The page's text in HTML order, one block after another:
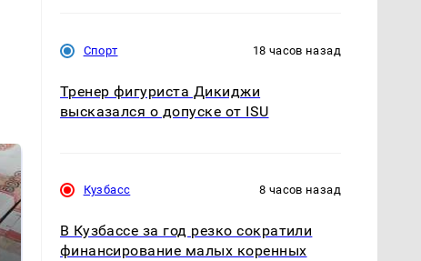
Спорт 18 часов назад
Тренер фигуриста Дикиджи
высказался о допуске от ISU
Кузбасс 8 часов назад
В Кузбассе за год резко сократили
финансирование малых коренных